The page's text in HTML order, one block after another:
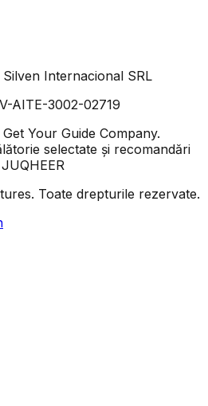
Internacional SRL
AITE-3002-02719
Your Guide Company.
selectate și recomandări
Toate drepturile rezervate.